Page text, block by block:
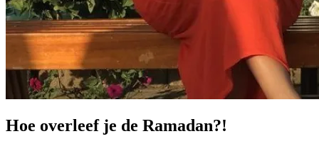
Hoe overleef je de Ramadan?!